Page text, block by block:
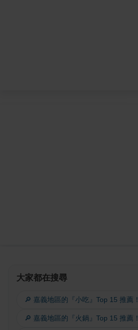
大家都在搜尋
🔎 嘉義地區的『小吃』Top 15 推薦！
🔎 嘉義地區的『火鍋』Top 15 推薦！